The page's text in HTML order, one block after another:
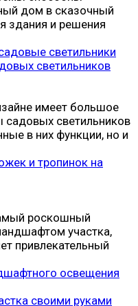
дом в сказочный
здания и решения
светильники
имеет большое
светильников
в них функции, но и
и тропинок на
роскошный
участка,
привлекательный
освещения